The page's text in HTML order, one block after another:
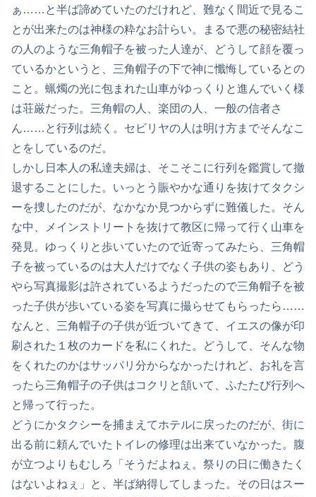
ぁ……と半ば諦めていたのだけれど、難なく間近で見るこ
とが出来たのは神様の粋なお計らい。まるで悪の秘密結社
の人のような三角帽子を被った人達が、どうして顔を覆っ
ているかというと、三角帽子の下で神に懺悔しているとの
こと。蝋燭の光に包まれた山車がゆっくりと進んでいく様
は荘厳だった。三角帽の人、楽団の人、一般の信者さ
ん……と行列は続く。セビリヤの人は明け方までそんなこ
とをしているのだ。
しかし日本人の私達夫婦は、そこそこに行列を鑑賞して撤
退することにした。いっとう賑やかな通りを抜けてタクシ
ーを捜したのだが、なかなか見つからずに難儀した。そん
な中、メインストリートを抜けて教区に帰って行く山車を
発見。ゆっくりと歩いていたので近寄ってみたら、三角帽
子を被っているのは大人だけでなく子供の姿もあり、どう
やら写真撮影は許されているようだったので三角帽子を被
った子供が歩いている姿を写真に撮らせてもらったら……
なんと、三角帽子の子供が近づいてきて、イエスの像が印
刷された１枚のカードを私にくれた。どうして、そんな物
をくれたのかはサッパリ分からなかったけれど、お礼を言
ったら三角帽子の子供はコクリと頷いて、ふたたび行列へ
と帰って行った。
どうにかタクシーを捕まえてホテルに戻ったのだが、街に
出る前に頼んでいたトイレの修理は出来ていなかった。腹
が立つよりもむしろ「そうだよねぇ。祭りの日に働きたく
はないよねぇ」と、半ば納得してしまった。その日はスー